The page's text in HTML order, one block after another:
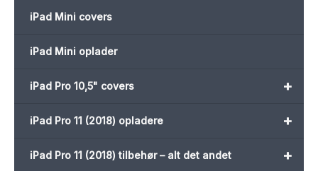
iPad Mini covers
iPad Mini oplader
+
iPad Pro 10,5" covers
+
iPad Pro 11 (2018) opladere
+
iPad Pro 11 (2018) tilbehør – alt det andet